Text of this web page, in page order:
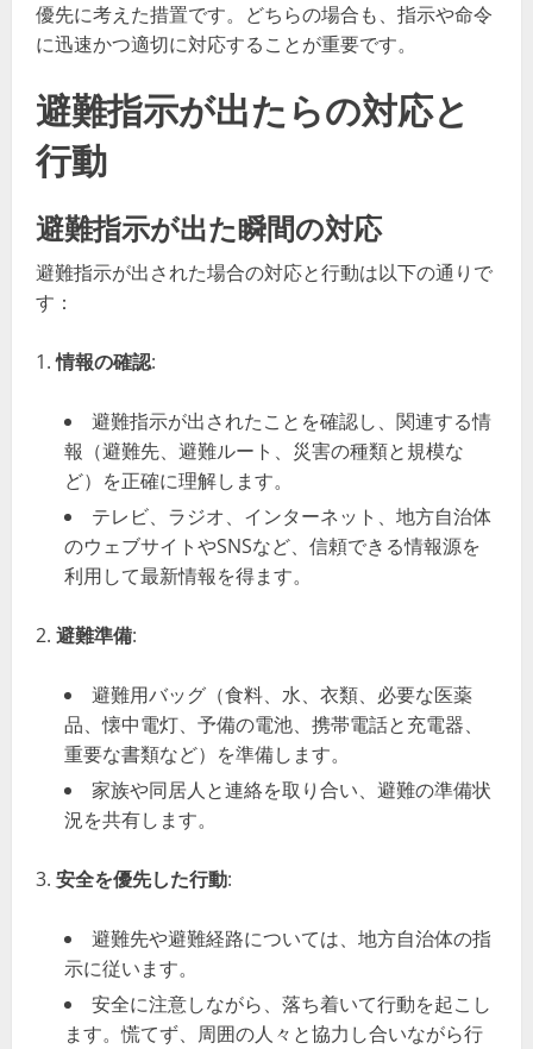
優先に考えた措置です。どちらの場合も、指示や命令
に迅速かつ適切に対応することが重要です。
避難指示が出たらの対応と
行動
避難指示が出た瞬間の対応
避難指示が出された場合の対応と行動は以下の通りで
す：
情報の確認:
避難指示が出されたことを確認し、関連する情
報（避難先、避難ルート、災害の種類と規模な
ど）を正確に理解します。
テレビ、ラジオ、インターネット、地方自治体
のウェブサイトやSNSなど、信頼できる情報源を
利用して最新情報を得ます。
避難準備:
避難用バッグ（食料、水、衣類、必要な医薬
品、懐中電灯、予備の電池、携帯電話と充電器、
重要な書類など）を準備します。
家族や同居人と連絡を取り合い、避難の準備状
況を共有します。
安全を優先した行動:
避難先や避難経路については、地方自治体の指
示に従います。
安全に注意しながら、落ち着いて行動を起こし
ます。慌てず、周囲の人々と協力し合いながら行